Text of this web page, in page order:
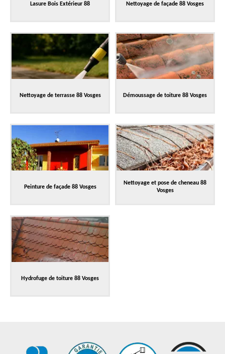
Lasure Bois Extérieur 88 Nettoyage de façade 88 Vosges
Nettoyage de terrasse 88 Vosges Démoussage de toiture 88 Vosges
Peinture de façade 88 Vosges
Nettoyage et pose de cheneau 88
Vosges
Hydrofuge de toiture 88 Vosges